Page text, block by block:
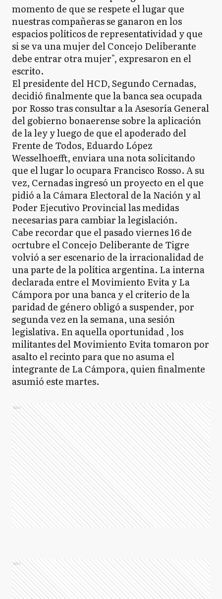
momento de que se respete el lugar que
nuestras compañeras se ganaron en los
espacios políticos de representatividad y que
si se va una mujer del Concejo Deliberante
debe entrar otra mujer", expresaron en el
escrito.
El presidente del HCD, Segundo Cernadas,
decidió finalmente que la banca sea ocupada
por Rosso tras consultar a la Asesoría General
del gobierno bonaerense sobre la aplicación
de la ley y luego de que el apoderado del
Frente de Todos, Eduardo López
Wesselhoefft, enviara una nota solicitando
que el lugar lo ocupara Francisco Rosso. A su
vez, Cernadas ingresó un proyecto en el que
pidió a la Cámara Electoral de la Nación y al
Poder Ejecutivo Provincial las medidas
necesarias para cambiar la legislación.
Cabe recordar que el pasado viernes 16 de
ocrtubre el Concejo Deliberante de Tigre
volvió a ser escenario de la irracionalidad de
una parte de la política argentina. La interna
declarada entre el Movimiento Evita y La
Cámpora por una banca y el criterio de la
paridad de género obligó a suspender, por
segunda vez en la semana, una sesión
legislativa. En aquella oportunidad , los
militantes del Movimiento Evita tomaron por
asalto el recinto para que no asuma el
integrante de La Cámpora, quien finalmente
asumió este martes.
Ads
Ads